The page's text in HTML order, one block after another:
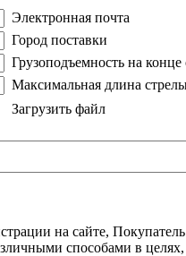
Электронная почта
Город поставки
Грузоподъемность на конце
Максимальная длина
Загрузить файл
на сайте,
способами в